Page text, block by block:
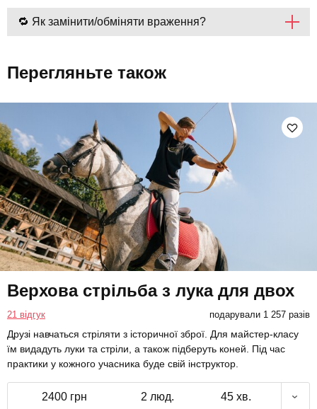
🔁 Як замінити/обміняти враження?
Перегляньте також
Верхова стрільба з лука для двох
21 відгук подарували 1 257 разів
Друзі навчаться стріляти з історичної зброї. Для майстер-класу
їм видадуть луки та стріли, а також підберуть коней. Під час
практики у кожного учасника буде свій інструктор.
2400 грн 2 люд. 45 хв.